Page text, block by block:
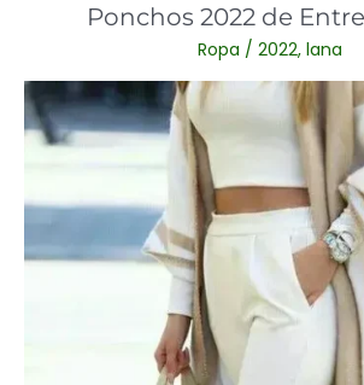
tendencia
2022
Ponchos 2022 de
Ropa / 2022, lana